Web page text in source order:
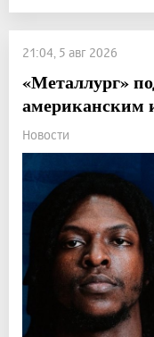
21:04, 5 авг 2026
«Металлург»
американским
Новости